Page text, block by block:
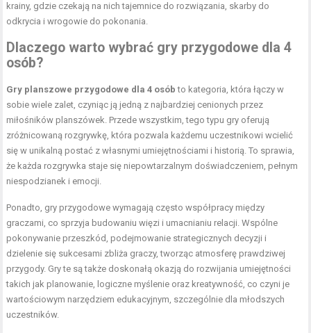
krainy, gdzie czekają na nich tajemnice do rozwiązania, skarby do
odkrycia i wrogowie do pokonania.
Dlaczego warto wybrać gry przygodowe dla 4
osób?
Gry planszowe przygodowe dla 4 osób to kategoria, która łączy w
sobie wiele zalet, czyniąc ją jedną z najbardziej cenionych przez
miłośników planszówek. Przede wszystkim, tego typu gry oferują
zróżnicowaną rozgrywkę, która pozwala każdemu uczestnikowi wcielić
się w unikalną postać z własnymi umiejętnościami i historią. To sprawia,
że każda rozgrywka staje się niepowtarzalnym doświadczeniem, pełnym
niespodzianek i emocji.
Ponadto, gry przygodowe wymagają często współpracy między
graczami, co sprzyja budowaniu więzi i umacnianiu relacji. Wspólne
pokonywanie przeszkód, podejmowanie strategicznych decyzji i
dzielenie się sukcesami zbliża graczy, tworząc atmosferę prawdziwej
przygody. Gry te są także doskonałą okazją do rozwijania umiejętności
takich jak planowanie, logiczne myślenie oraz kreatywność, co czyni je
wartościowym narzędziem edukacyjnym, szczególnie dla młodszych
uczestników.